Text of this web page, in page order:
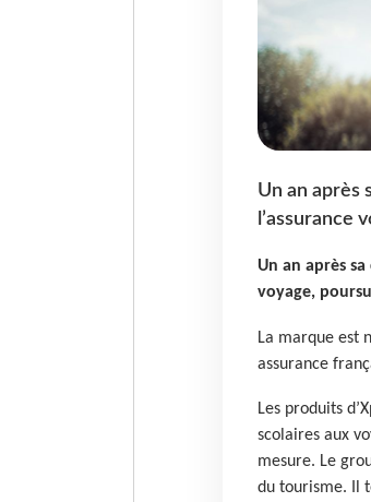
Un an après
l’assurance
Un an après
voyage,
La marque est
assurance
Les produits
scolaires aux
mesure. Le
du tourisme. Il